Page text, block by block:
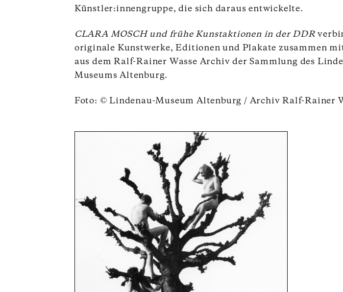
Künstler:innengruppe, die sich daraus entwickelte.
CLARA MOSCH und frühe Kunstaktionen in der DDR
originale Kunstwerke, Editionen und Plakate zusammen
aus dem Ralf-Rainer Wasse Archiv der Sammlung des
Museums Altenburg.
Foto: © Lindenau-Museum Altenburg / Archiv Ralf-Rainer